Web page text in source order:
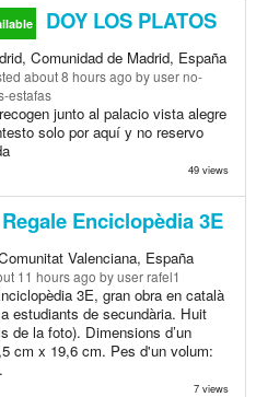
DOY LOS PLATOS
Comunidad de Madrid, España
about 8 hours ago by user no-
estafas
junto al palacio vista alegre
solo por aquí y no reservo
49 views
Regale Enciclopèdia 3E
Valenciana, España
11 hours ago by user rafel1
3E, gran obra en català
estudiants de secundària. Huit
de la foto). Dimensions d’un
cm x 19,6 cm. Pes d'un volum:
7 views